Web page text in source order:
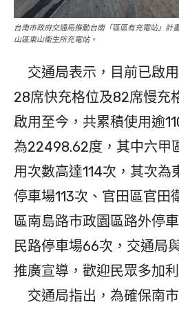
台南市政府交通局推動台南「區區有充電站」計
山區東山衛生所充電站。
交通局表示，目前已啟
28席快充格位及82席慢充
啟用至今，共累積使用逾
為22498.62度，其中六甲
用次數高達114次，其次為
停車場113次、官田區官田
區南島路市政園區路外停
民路停車場66次，交通局
推廣宣導，歡迎民眾多加利
交通局指出，為確保南